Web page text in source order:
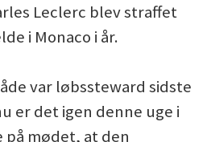
Leclerc blev straffet
i Monaco i år.
var løbssteward sidste
er det igen denne uge i
mødet, at den